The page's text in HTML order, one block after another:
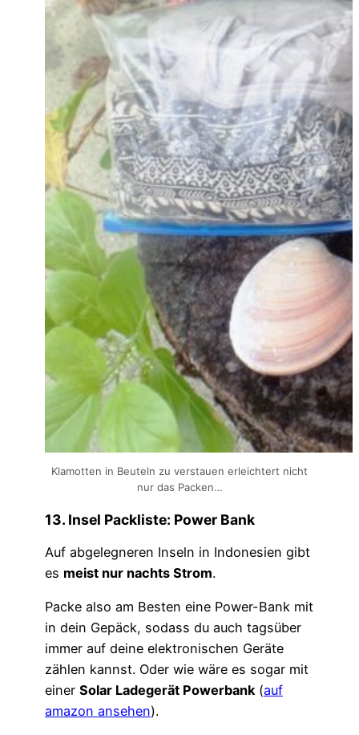
Klamotten in Beuteln zu verstauen erleichtert nicht
nur das Packen…
13. Insel Packliste: Power Bank
Auf abgelegneren Inseln in Indonesien gibt
es meist nur nachts Strom.
Packe also am Besten eine Power-Bank mit
in dein Gepäck, sodass du auch tagsüber
immer auf deine elektronischen Geräte
zählen kannst. Oder wie wäre es sogar mit
einer Solar Ladegerät Powerbank (auf
amazon ansehen).